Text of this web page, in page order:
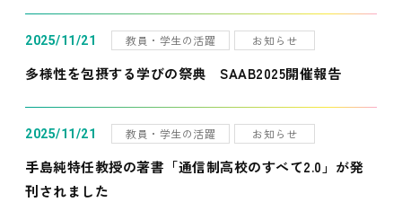
2025/11/21 教員・学生の活躍 お知らせ
多様性を包摂する学びの祭典 SAAB2025開催報告
2025/11/21 教員・学生の活躍 お知らせ
手島純特任教授の著書「通信制高校のすべて2.0」が発
刊されました